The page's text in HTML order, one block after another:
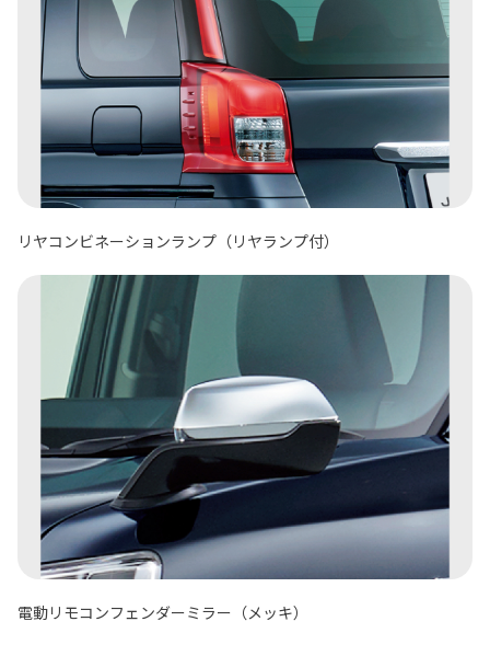
リヤコンビネーションランプ（リヤランプ付）
電動リモコンフェンダーミラー（メッキ）